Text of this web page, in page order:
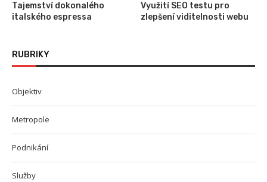
Tajemství dokonalého
italského espressa
Využití SEO testu pro
zlepšení viditelnosti webu
RUBRIKY
Objektiv
Metropole
Podnikání
Služby